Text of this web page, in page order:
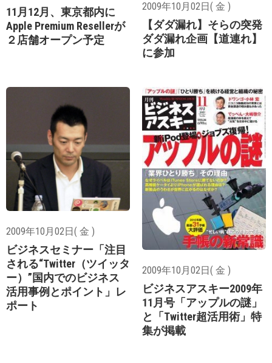
11月12月、東京都内に
Apple Premium Resellerが
２店舗オープン予定
2009年10月02日( 金 )
【ダダ漏れ】そらの突発
ダダ漏れ企画【道連れ】
に参加
2009年10月02日( 金 )
ビジネスセミナー「注目
される“Twitter（ツイッタ
ー）”国内でのビジネス
活用事例とポイント」レ
ポート
2009年10月02日( 金 )
ビジネスアスキー2009年
11月号「アップルの謎」
と「Twitter超活用術」特
集が掲載